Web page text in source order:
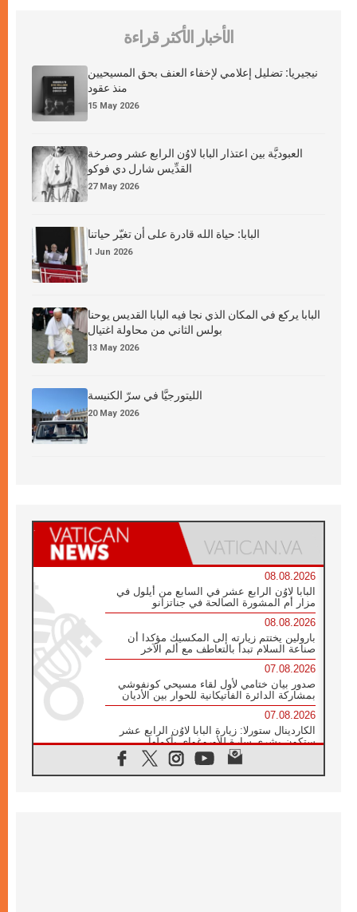
الأخبار الأكثر قراءة
نيجيريا: تضليل إعلامي لإخفاء العنف بحق المسيحيين
منذ عقود
15 May 2026
العبوديَّة بين اعتذار البابا لاوُن الرابع عشر وصرخة
القدِّيس شارل دي فوكو
27 May 2026
البابا: حياة الله قادرة على أن تغيّر حياتنا
1 Jun 2026
البابا يركع في المكان الذي نجا فيه البابا القديس يوحنا
بولس الثاني من محاولة اغتيال
13 May 2026
الليتورجيَّا في سرّ الكنيسة
20 May 2026
08.08.2026
البابا لاوُن الرابع عشر في السابع من أيلول في
مزار أم المشورة الصالحة في جناتزانو
08.08.2026
بارولين يختتم زيارته إلى المكسيك مؤكدا أن
صناعة السلام تبدأ بالتعاطف مع ألم الآخر
07.08.2026
صدور بيان ختامي لأول لقاء مسيحي كونفوشي
بمشاركة الدائرة الفاتيكانية للحوار بين الأديان
07.08.2026
الكاردينال ستورلا: زيارة البابا لاوُن الرابع عشر
ستكون بشرى سارة للأوروغواي بأكملها
الفاتيكان يعلن برنامج الزيارة الرسولية للبابا لاوُن